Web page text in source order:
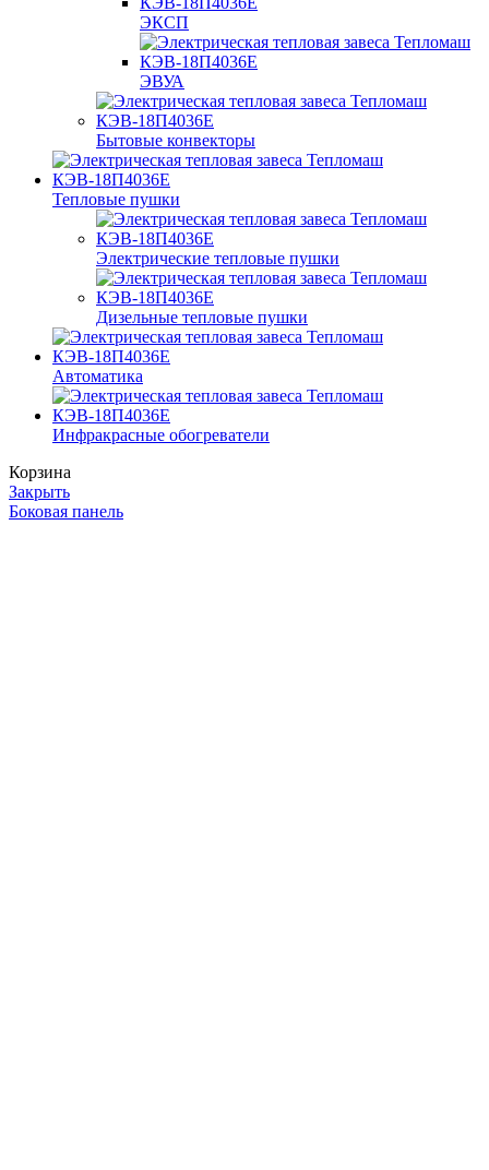
ЭКСП
ЭВУА
Бытовые конвекторы
Тепловые пушки
Электрические тепловые пушки
Дизельные тепловые пушки
Автоматика
Инфракрасные обогреватели
Корзина
Закрыть
Боковая панель